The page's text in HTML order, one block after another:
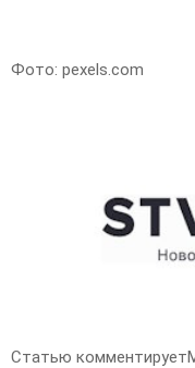
Фото: pexels.com
Статью